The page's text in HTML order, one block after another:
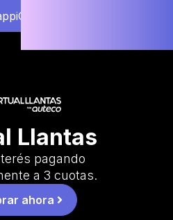
Llantas
pagando
a 3 cuotas.
ahora